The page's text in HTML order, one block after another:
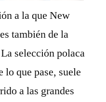
a la que New
también de la
selección polaca
lo que pase, suele
a las grandes